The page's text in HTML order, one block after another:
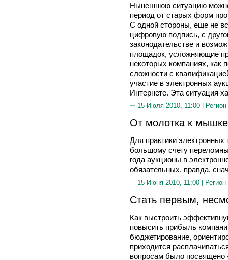
Нынешнюю ситуацию можно
период от старых форм
С одной стороны, еще не
цифровую подпись, с
законодательстве и
площадок, усложняющие
некоторых компаниях, как
сложности с
участие в электронных
Интернете. Эта ситуация
15 Июля 2010, 11:00 |
От молотка к мышке
Для практики электронных
большому счету
года аукционы в
обязательных, правда,
15 Июня 2010, 11:00 | Регион
Стать первым,
Как выстроить
повысить прибыль
бюджетирование,
приходится
вопросам было посвящено